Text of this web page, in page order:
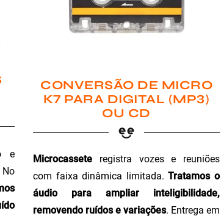
e
CONVERSÃO DE MICRO
K7 PARA DIGITAL (MP3)
OU CD
Microcassete registra vozes e reuniões
com faixa dinâmica limitada.Tratamos o
áudio para ampliar inteligibilidade,
removendo ruídos e variações. Entrega em